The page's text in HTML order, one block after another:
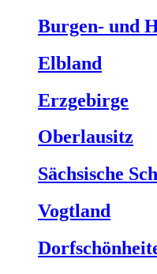
Burgen- und
Elbland
Erzgebirge
Oberlausitz
Sächsische
Vogtland